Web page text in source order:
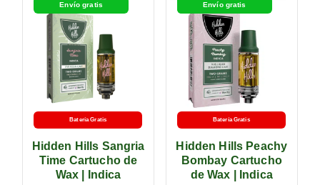
Envío gratis
Batería Gratis
Hidden Hills Sangria
Time Cartucho de
Wax | Indica
Envío gratis
Agotado
Batería Gratis
Hidden Hills Peachy
Bombay Cartucho
de Wax | Indica